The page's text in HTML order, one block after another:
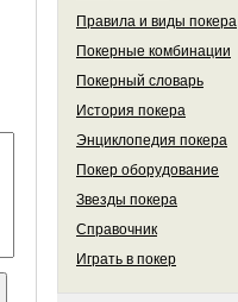
Правила и виды покера
Покерные комбинации
Покерный словарь
История покера
Энциклопедия покера
Покер оборудование
Звезды покера
Справочник
Играть в покер